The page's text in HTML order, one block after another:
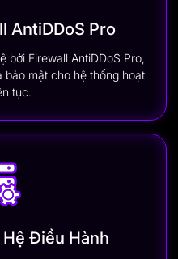
AntiDDoS Pro
bởi Firewall AntiDDoS Pro,
mật cho hệ thống hoạt
tục.
Điều Hành